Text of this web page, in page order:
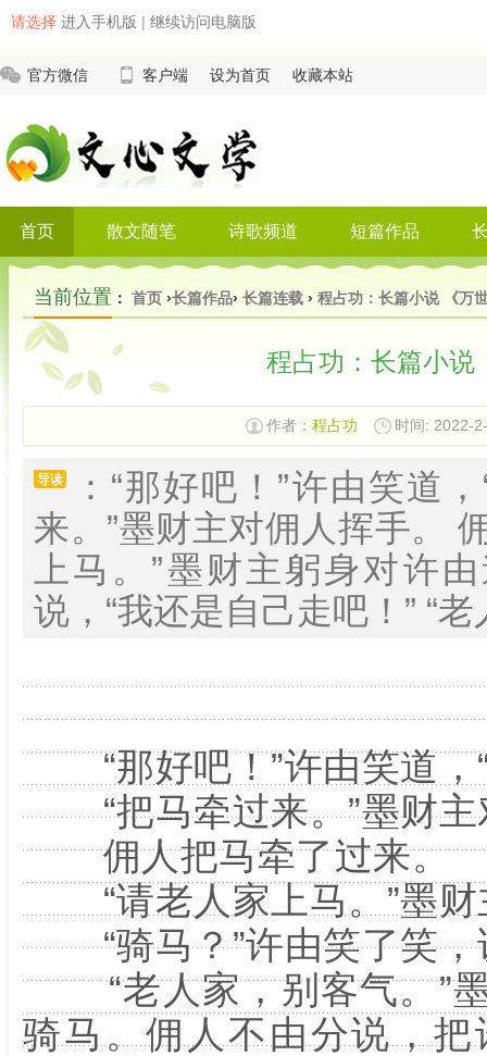
请选择 进入手机版 | 继续访问电脑版
官方微信 客户端 设为首页 收藏本站
首页 散文随笔 诗歌频道 短篇作品
当前位置 ： 首页 ›长篇作品› 长篇连载 › 程占功：长篇小说 《万
程占功：长篇小说
作者： 程占功 时间: 2022-
导读
：“那好吧！”许由笑道
来。”墨财主对佣人挥手。
上马。”墨财主躬身对许
说，“我还是自己走吧！” “
“那好吧！”许由笑道，“
“把马牵过来。”墨财主
佣人把马牵了过来。
“请老人家上马。”墨财
“骑马？”许由笑了笑，
“老人家，别客气。”墨
骑马。佣人不由分说，